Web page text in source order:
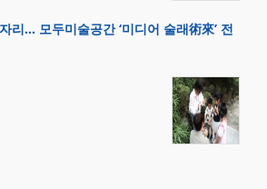
리… 모두미술공간 ‘미디어 술래術來’ 전